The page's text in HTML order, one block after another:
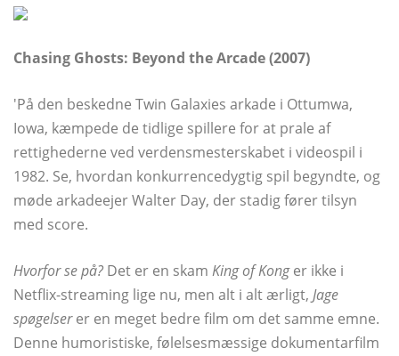
Chasing Ghosts: Beyond the Arcade (2007)
'På den beskedne Twin Galaxies arkade i Ottumwa,
Iowa, kæmpede de tidlige spillere for at prale af
rettighederne ved verdensmesterskabet i videospil i
1982. Se, hvordan konkurrencedygtig spil begyndte, og
møde arkadeejer Walter Day, der stadig fører tilsyn
med score.
Hvorfor se på? Det er en skam King of Konger ikke i
Netflix-streaming lige nu, men alt i alt ærligt, Jage
spøgelserer en meget bedre film om det samme emne.
Denne humoristiske, følelsesmæssige dokumentarfilm